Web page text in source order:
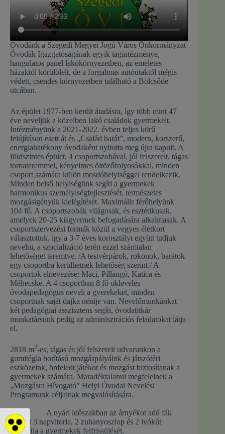
Akadálymentes mód
Óvodánk a Szegedi Megyei Jogú Város Önkormányzat
Óvodák Igazgatóságának egyik tagintézménye,
hangulatos panel lakókörnyezetben, az emeletes
házaktól körülölelt, de a forgalmas autóutaktól mégis
védett, csendes környezetben található a Bölcsőde
utcában.
Az épület 1977-ben került átadásra, így több mint 47
éve neveljük a közelben lakó családok gyermekeit.
Intézményünk a 2021-2022. évben teljes körű
felújításon esett át és „Család barát”, modern, korszerű,
energiahatékony óvodaként nyitotta meg újra kapuit. A
földszintes épület, 4 csoportszobával, jól felszerelt, tágas
tornateremmel, kényelmes öltözőfolyosókkal, minden
csoport számára külön mosdóhelyiséggel rendelkezik.
Minden belső helyiségünk segíti a gyermekek
harmonikus személyiségfejlesztését, természetes
mozgásigényük kielégítését. Maximális férőhelyünk
104 fő. A csoportszobák világosak, és esztétikusak,
amelyek 20-25 kisgyermek befogadására alkalmasak. A
csoportszervezési formák közül a vegyes életkort
választottuk, így a 3-7 éves korosztályt együtt tudjuk
nevelni, a szocializáció terén ezzel számtalan
lehetőséget teremtve. /A testvérpárok, rokonok, barátok
egy csoportba kerülhetnek lehetőség szerint./ A
csoportok elnevezése: Maci, Pillangó, Katica és
Méhecske. A 4 csoportban 8 fő okleveles
óvodapedagógus neveli a gyerekeket, minden
csoportnak saját dajka nénije van. Nevelőmunkánkat
két pedagógiai asszisztens segíti, óvodatitkár
munkatársunk pedig az adminisztrációs feladatokat látja
el.
2818 m2-es, tágas és jól felszerelt udvarunkon a
gumitégla borítású mozgáspályáink és játszótéri
eszközeink, önfeledt játékot és mozgást biztosítanak a
gyermekek számára. Maradéktalanul megfelelnek a
„Mozgásra Hívogató” Helyi Óvodai Nevelési
Programunk céljainak megvalósítására.
A nyári időszakban az árnyékot adó fák
mellett 3 napvitorla, 2 zuhanyoszlop és 2 ivókút
biztosítja a gyermekek felfrissülését.